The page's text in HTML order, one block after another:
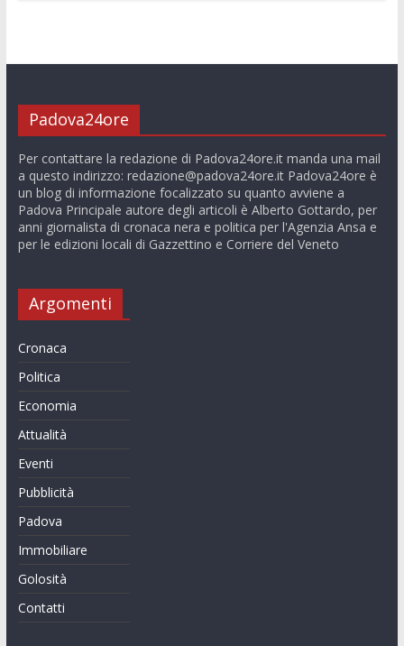
Padova24ore
Per contattare la redazione di Padova24ore.it manda una mail
a questo indirizzo: redazione@padova24ore.itPadova24ore è
un blog di informazione focalizzato su quanto avviene a
Padova Principale autore degli articoli è Alberto Gottardo, per
anni giornalista di cronaca nera e politica per l'Agenzia Ansa e
per le edizioni locali di Gazzettino e Corriere del Veneto
Argomenti
Cronaca
Politica
Economia
Attualità
Eventi
Pubblicità
Padova
Immobiliare
Golosità
Contatti